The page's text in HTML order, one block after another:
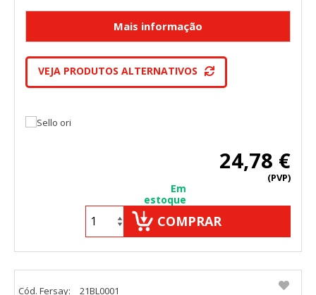
VEJA PRODUTOS ALTERNATIVOS
24,78 €
(PVP)
Em
estoque
COMPRAR
Cód. Fersay:
21BL0001